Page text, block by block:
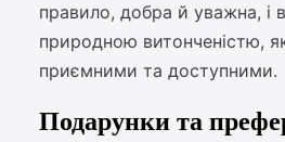
правило, добра й уважна, і
природною витонченістю,
приємними та доступними.
Подарунки та